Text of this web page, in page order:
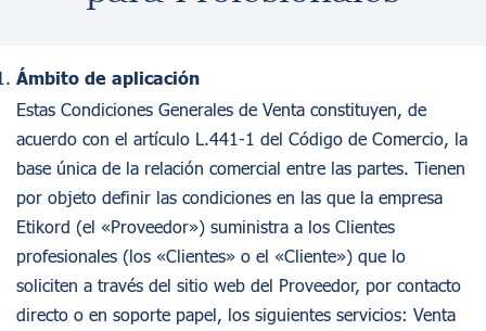
Ámbito de aplicación
Estas Condiciones Generales de Venta constituyen, de
acuerdo con el artículo L.441-1 del Código de Comercio, la
base única de la relación comercial entre las partes. Tienen
por objeto definir las condiciones en las que la empresa
Etikord (el «Proveedor») suministra a los Clientes
profesionales (los «Clientes» o el «Cliente») que lo
soliciten a través del sitio web del Proveedor, por contacto
directo o en soporte papel, los siguientes servicios: Venta